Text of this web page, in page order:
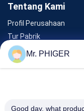
Tentang Kami
Profil Perusahaan
Tur Pabrik
Kontrol Kualitas
Sitemap
Mr. PHIGER
Good day, what